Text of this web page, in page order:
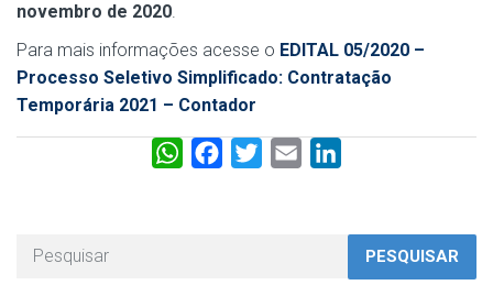
novembro de 2020.
Para mais informações acesse o EDITAL 05/2020 –
Processo Seletivo Simplificado: Contratação
Temporária 2021 – Contador
W
e
PESQUISAR